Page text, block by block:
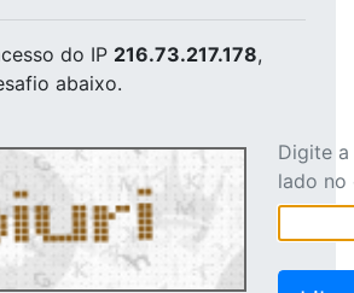
do IP 216.73.217.178,
abaixo.
Digite
lado no